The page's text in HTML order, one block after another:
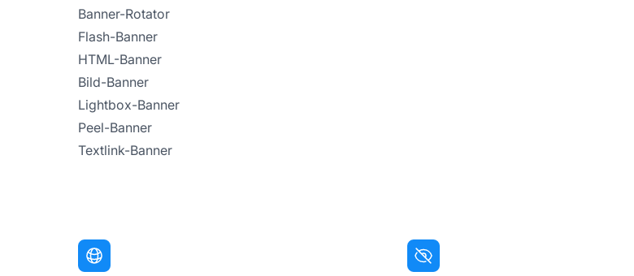
Banner-Rotator
Flash-Banner
HTML-Banner
Bild-Banner
Lightbox-Banner
Peel-Banner
Textlink-Banner